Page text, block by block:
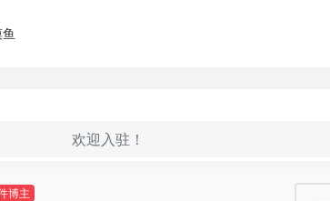
欢迎入驻！
博主